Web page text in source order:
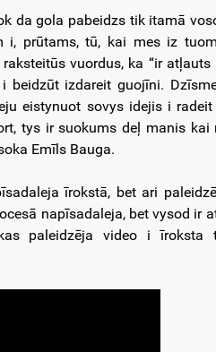
da gola pabeidzs tik itamā
prūtams, tū, kai mes iz
vuordus, ka “ir
beidzūt izdareit guojīni.
eistynuot sovys idejis i
tys ir suokums deļ manis
Emīls Bauga.
īrokstā, bet ari
napīsadaleja, bet vysod ir
paleidzēja video i īroksta